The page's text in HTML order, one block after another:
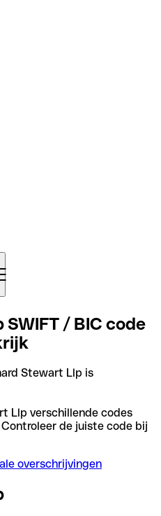
/ BIC code
Stewart Llp is
Llp verschillende codes
de juiste code bij
overschrijvingen